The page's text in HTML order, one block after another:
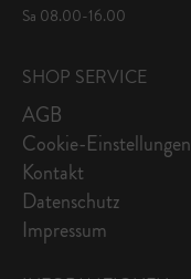
Sa 08.00-16.00
SHOP SERVICE
AGB
Cookie-Einstellungen
Kontakt
Datenschutz
Impressum